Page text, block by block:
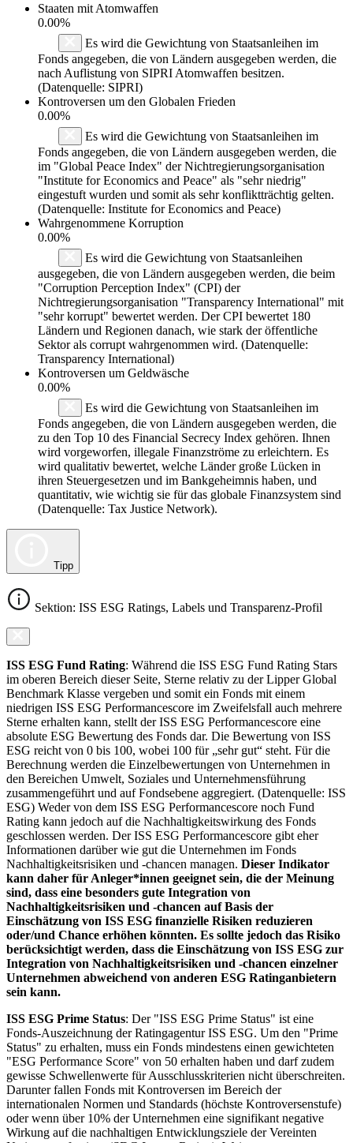
Staaten mit Atomwaffen
0.00%
Es wird die Gewichtung von Staatsanleihen im
Fonds angegeben, die von Ländern ausgegeben werden, die
nach Auflistung von SIPRI Atomwaffen besitzen.
(Datenquelle: SIPRI)
Kontroversen um den Globalen Frieden
0.00%
Es wird die Gewichtung von Staatsanleihen im
Fonds angegeben, die von Ländern ausgegeben werden, die
im "Global Peace Index" der Nichtregierungsorganisation
"Institute for Economics and Peace" als "sehr niedrig"
eingestuft wurden und somit als sehr konfliktträchtig gelten.
(Datenquelle: Institute for Economics and Peace)
Wahrgenommene Korruption
0.00%
Es wird die Gewichtung von Staatsanleihen
ausgegeben, die von Ländern ausgegeben werden, die beim
"Corruption Perception Index" (CPI) der
Nichtregierungsorganisation "Transparency International" mit
"sehr korrupt" bewertet werden. Der CPI bewertet 180
Ländern und Regionen danach, wie stark der öffentliche
Sektor als corrupt wahrgenommen wird. (Datenquelle:
Transparency International)
Kontroversen um Geldwäsche
0.00%
Es wird die Gewichtung von Staatsanleihen im
Fonds angegeben, die von Ländern ausgegeben werden, die
zu den Top 10 des Financial Secrecy Index gehören. Ihnen
wird vorgeworfen, illegale Finanzströme zu erleichtern. Es
wird qualitativ bewertet, welche Länder große Lücken in
ihren Steuergesetzen und im Bankgeheimnis haben, und
quantitativ, wie wichtig sie für das globale Finanzsystem sind
(Datenquelle: Tax Justice Network).
Tipp
Sektion: ISS ESG Ratings, Labels und Transparenz-Profil
ISS ESG Fund Rating: Während die ISS ESG Fund Rating Stars
im oberen Bereich dieser Seite, Sterne relativ zu der Lipper Global
Benchmark Klasse vergeben und somit ein Fonds mit einem
niedrigen ISS ESG Performancescore im Zweifelsfall auch mehrere
Sterne erhalten kann, stellt der ISS ESG Performancescore eine
absolute ESG Bewertung des Fonds dar. Die Bewertung von ISS
ESG reicht von 0 bis 100, wobei 100 für „sehr gut“ steht. Für die
Berechnung werden die Einzelbewertungen von Unternehmen in
den Bereichen Umwelt, Soziales und Unternehmensführung
zusammengeführt und auf Fondsebene aggregiert. (Datenquelle: ISS
ESG) Weder von dem ISS ESG Performancescore noch Fund
Rating kann jedoch auf die Nachhaltigkeitswirkung des Fonds
geschlossen werden. Der ISS ESG Performancescore gibt eher
Informationen darüber wie gut die Unternehmen im Fonds
Nachhaltigkeitsrisiken und -chancen managen. Dieser Indikator
kann daher für Anleger*innen geeignet sein, die der Meinung
sind, dass eine besonders gute Integration von
Nachhaltigkeitsrisiken und -chancen auf Basis der
Einschätzung von ISS ESG finanzielle Risiken reduzieren
oder/und Chance erhöhen könnten. Es sollte jedoch das Risiko
berücksichtigt werden, dass die Einschätzung von ISS ESG zur
Integration von Nachhaltigkeitsrisiken und -chancen einzelner
Unternehmen abweichend von anderen ESG Ratinganbietern
sein kann.
ISS ESG Prime Status: Der "ISS ESG Prime Status" ist eine
Fonds-Auszeichnung der Ratingagentur ISS ESG. Um den "Prime
Status" zu erhalten, muss ein Fonds mindestens einen gewichteten
"ESG Performance Score" von 50 erhalten haben und darf zudem
gewisse Schwellenwerte für Ausschlusskriterien nicht überschreiten.
Darunter fallen Fonds mit Kontroversen im Bereich der
internationalen Normen und Standards (höchste Kontroversenstufe)
oder wenn über 10% der Unternehmen eine signifikant negative
Wirkung auf die nachhaltigen Entwicklungsziele der Vereinten